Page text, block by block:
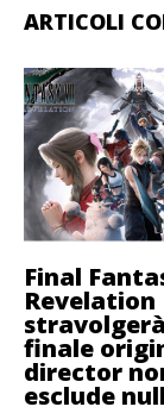
ARTICOLI
Final
Revelation
finale
director
esclude